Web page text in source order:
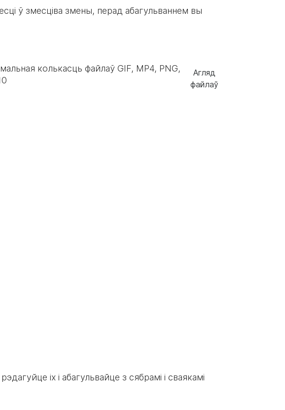
ў змесціва змены, перад абагульваннем вы
колькасць файлаў GIF, MP4, PNG,
Агляд
файлаў
іх і абагульвайце з сябрамі і сваякамі